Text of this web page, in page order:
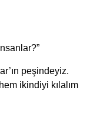
peşindeyiz.
ikindiyi kılalım